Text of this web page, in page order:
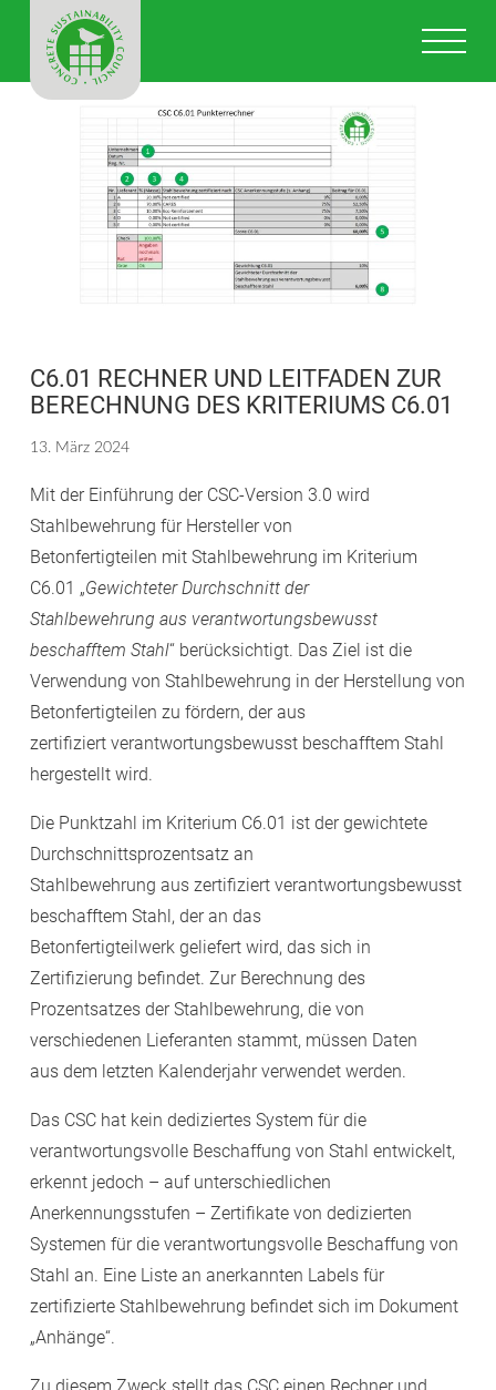
CONCRETE
COUNCIL
C6.01 RECHNER UND LEITFADEN ZUR
BERECHNUNG DES KRITERIUMS C6.01
13. März 2024
Mit der Einführung der CSC-Version 3.0 wird
Stahlbewehrung für Hersteller von
Betonfertigteilen mit Stahlbewehrung im Kriterium
C6.01 „Gewichteter Durchschnitt der
Stahlbewehrung aus verantwortungsbewusst
beschafftem Stahl“ berücksichtigt. Das Ziel ist die
Verwendung von Stahlbewehrung in der Herstellung von
Betonfertigteilen zu fördern, der aus
zertifiziert verantwortungsbewusst beschafftem Stahl
hergestellt wird.
Die Punktzahl im Kriterium C6.01 ist der gewichtete
Durchschnittsprozentsatz an
Stahlbewehrung aus zertifiziert verantwortungsbewusst
beschafftem Stahl, der an das
Betonfertigteilwerk geliefert wird, das sich in
Zertifizierung befindet. Zur Berechnung des
Prozentsatzes der Stahlbewehrung, die von
verschiedenen Lieferanten stammt, müssen Daten
aus dem letzten Kalenderjahr verwendet werden.
Das CSC hat kein dediziertes System für die
verantwortungsvolle Beschaffung von Stahl entwickelt,
erkennt jedoch – auf unterschiedlichen
Anerkennungsstufen – Zertifikate von dedizierten
Systemen für die verantwortungsvolle Beschaffung von
Stahl an. Eine Liste an anerkannten Labels für
zertifizierte Stahlbewehrung befindet sich im Dokument
„Anhänge“.